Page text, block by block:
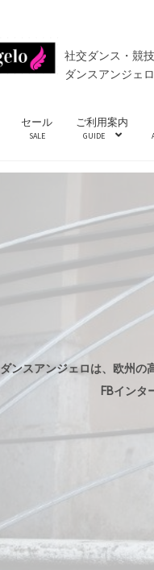
社交ダンス・競
ダンスアンジェロ
セール
SALE
ご利用案内
GUIDE
ダンスアンジェロは、欧州の
FBインタ